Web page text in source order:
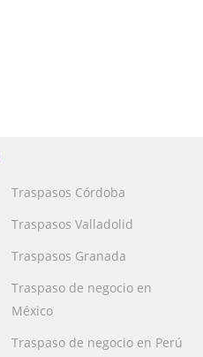
Traspasos Córdoba
Traspasos Valladolid
Traspasos Granada
Traspaso de negocio en
México
Traspaso de negocio en Perú